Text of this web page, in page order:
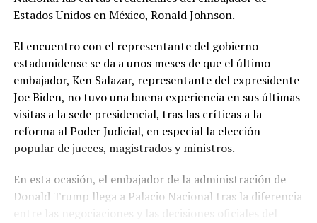
Estados Unidos en México, Ronald Johnson.
El encuentro con el representante del gobierno
estadunidense se da a unos meses de que el último
embajador, Ken Salazar, representante del expresidente
Joe Biden, no tuvo una buena experiencia en sus últimas
visitas a la sede presidencial, tras las críticas a la
reforma al Poder Judicial, en especial la elección
popular de jueces, magistrados y ministros.
En esta ocasión, el embajador de la administración de
Donald Trump llega a Palacio Nacional tras la diferencia